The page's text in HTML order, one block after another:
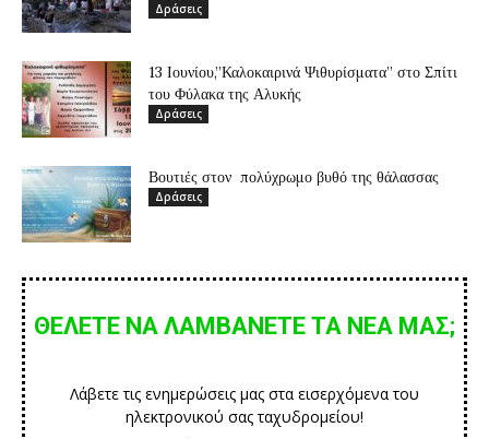
Δράσεις
13 Ιουνίου,”Καλοκαιρινά Ψιθυρίσματα” στο Σπίτι
του Φύλακα της Αλυκής
Δράσεις
Βουτιές στον πολύχρωμο βυθό της θάλασσας
Δράσεις
ΘΕΛΕΤΕ ΝΑ ΛΑΜΒΑΝΕΤΕ ΤΑ ΝΕΑ ΜΑΣ;
Λάβετε τις ενημερώσεις μας στα εισερχόμενα του
ηλεκτρονικού σας ταχυδρομείου!